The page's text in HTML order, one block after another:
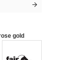
gold